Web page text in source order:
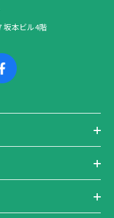
坂本ビル4階